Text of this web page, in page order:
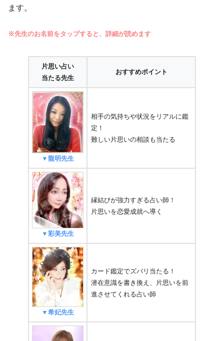
ます。
※先生のお名前をタップすると、詳細が読めます
片思い占い
当たる先生
おすすめポイント
▼龍明先生
相手の気持ちや状況をリアルに鑑
定！
難しい片思いの相談も当たる
▼彩美先生
縁結びが強力すぎる占い師！
片思いを恋愛成就へ導く
▼希妃先生
カード鑑定でズバリ当たる！
潜在意識を書き換え、片思いを前
進させてくれる占い師